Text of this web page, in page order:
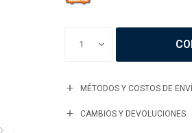
1
MÉTODOS Y COSTOS DE
CAMBIOS Y DEVOLUCIONES